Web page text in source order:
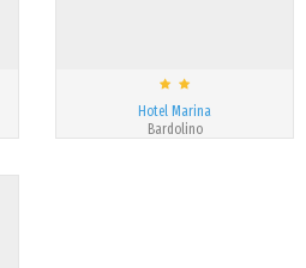
Hotel Marina
Bardolino